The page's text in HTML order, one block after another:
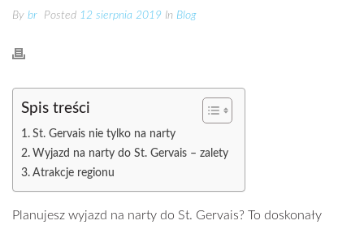
By br Posted 12 sierpnia 2019 In Blog
Spis treści
St. Gervais nie tylko na narty
Wyjazd na narty do St. Gervais – zalety
Atrakcje regionu
Planujesz wyjazd na narty do St. Gervais? To doskonały